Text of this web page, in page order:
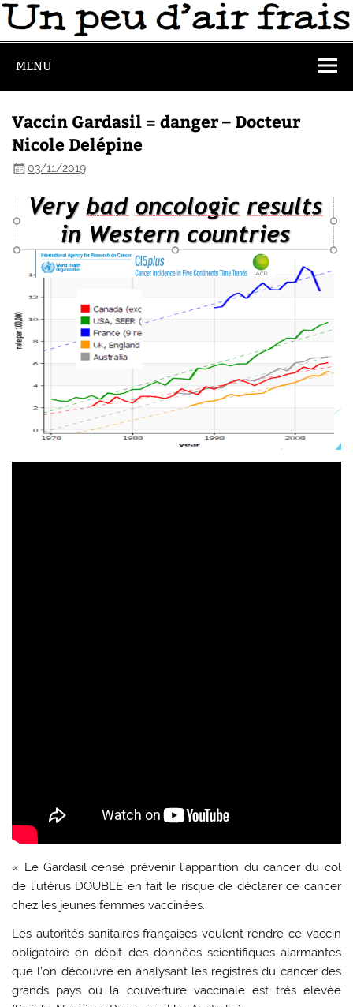
MENU
Vaccin Gardasil = danger – Docteur
Nicole Delépine
03/11/2019
« Le Gardasil censé prévenir l’apparition du cancer du col
de l’utérus DOUBLE en fait le risque de déclarer ce cancer
chez les jeunes femmes vaccinées.
Les autorités sanitaires françaises veulent rendre ce vaccin
obligatoire en dépit des données scientifiques alarmantes
que l’on découvre en analysant les registres du cancer des
grands pays où la couverture vaccinale est très élevée